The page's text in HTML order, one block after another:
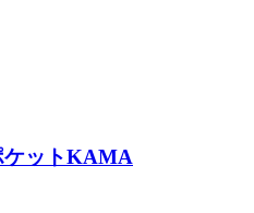
ケットKAMA